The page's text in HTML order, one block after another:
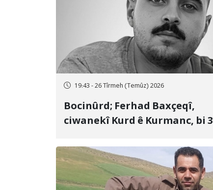
19:43 - 26 Tîrmeh (Temûz) 2026
Bocinûrd; Ferhad Baxçeqî,
ciwanekî Kurd ê Kurmanc, bi 3
cezakirin